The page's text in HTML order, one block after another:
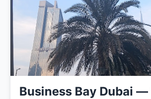
Business Bay Dubai